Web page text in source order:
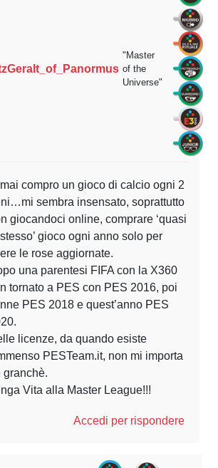
"Master
of the
Universe"
compro un gioco di calcio ogni 2
sembra insensato, soprattutto
giocandoci online, comprare ‘quasi
stesso’ gioco ogni anno solo per
le rose aggiornate.
una parentesi FIFA con la X360
tornato a PES con PES 2016, poi
PES 2018 e quest’anno PES
licenze, da quando esiste
PESTeam.it, non mi importa
granchè.
Vita alla Master League!!!
Accedi per rispondere